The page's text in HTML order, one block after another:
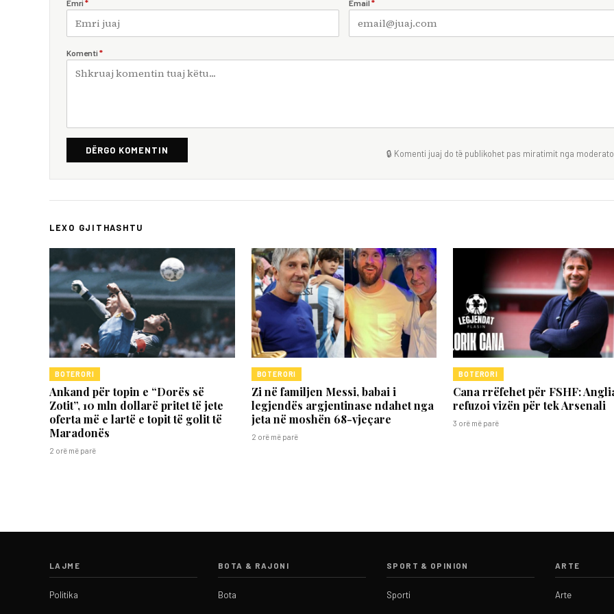
Emri * Email *
Komenti *
DËRGO KOMENTIN 🔒 Komenti juaj do të publikohet pas miratimit nga
LEXO GJITHASHTU
BOTERORI
Ankand për topin e “Dorës së
Zotit”, 10 mln dollarë pritet të jete
oferta më e lartë e topit të golit të
Maradonës
2 orë më parë
BOTERORI
Zi në familjen Messi, babai i
legjendës argjentinase ndahet nga
jeta në moshën 68-vjeçare
2 orë më parë
BOTERORI
Cana rrëfehet për FSHF:
refuzoi vizën për tek Arsenali
3 orë më parë
LAJME
Politika
BOTA & RAJONI
Bota
SPORT & OPINION
Sporti
ARTE
Arte